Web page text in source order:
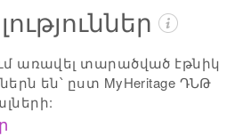
առավել տարածված էթնիկ
են՝ ըստ MyHeritage ԴՆԹ